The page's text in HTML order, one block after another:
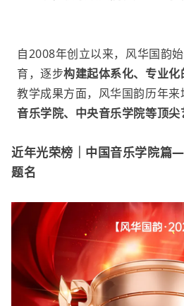
自2008年创立以来， 风华国韵
育，逐步构建起体系化、专业化
教学成果方面，风华国韵历年
音乐学院、中央音乐学院等顶尖
近年光荣榜｜中国音乐学院篇
题名